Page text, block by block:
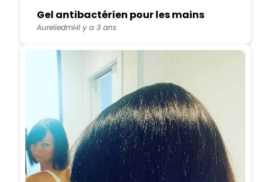
Gel antibactérien pour les mains
AureliedmlIl y a 3 ans